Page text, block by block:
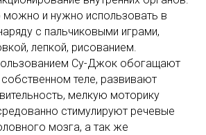
и нужно использовать в
с пальчиковыми играми,
лепкой, рисованием.
Су-Джок обогащают
теле, развивают
мелкую моторику
стимулируют речевые
мозга, а так же